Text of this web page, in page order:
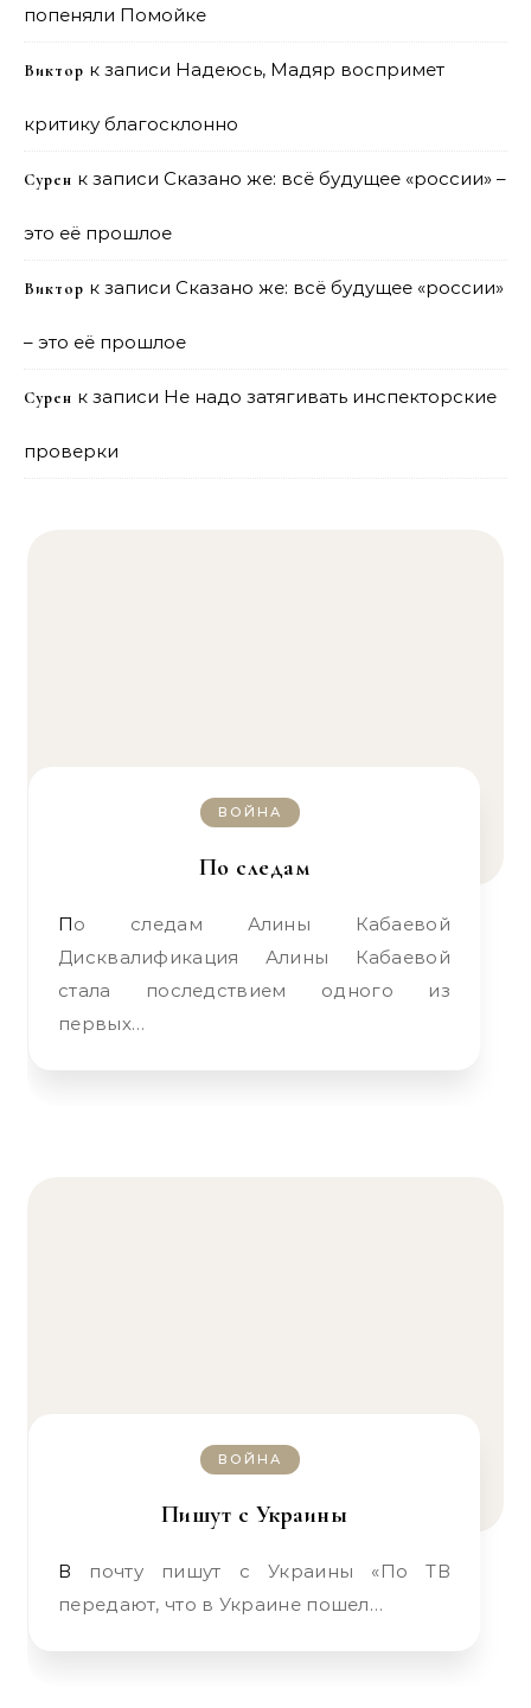
попеняли Помойке
Виктор к записи Надеюсь, Мадяр воспримет
критику благосклонно
Сурен к записи Сказано же: всё будущее «россии» –
это её прошлое
Виктор к записи Сказано же: всё будущее «россии»
– это её прошлое
Сурен к записи Не надо затягивать инспекторские
проверки
ВОЙНА
По следам
По следам Алины Кабаевой
Дисквалификация Алины Кабаевой
стала последствием одного из
первых…
ВОЙНА
Пишут с Украины
В почту пишут с Украины «По ТВ
передают, что в Украине пошел…